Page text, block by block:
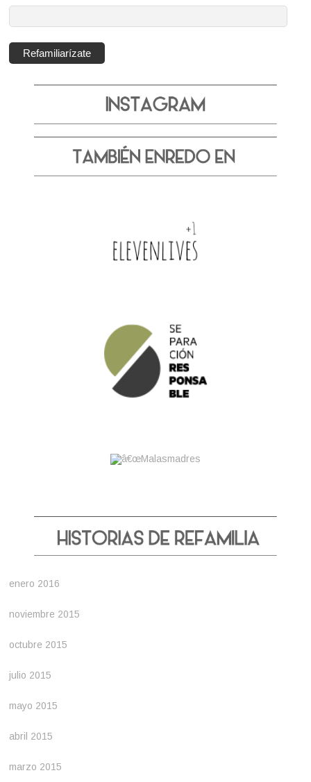
correo
electrónico:
Refamiliarízate
enero 2016
noviembre 2015
octubre 2015
julio 2015
mayo 2015
abril 2015
marzo 2015